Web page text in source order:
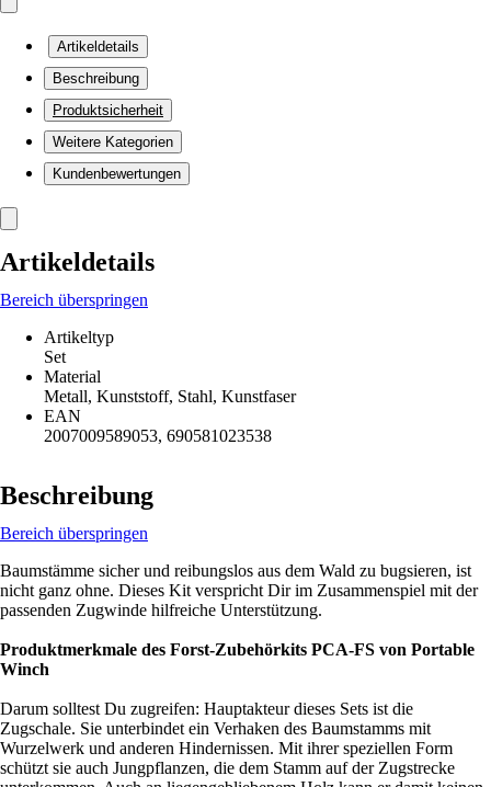
Artikeldetails
Beschreibung
Produktsicherheit
Weitere Kategorien
Kundenbewertungen
Artikeldetails
Bereich überspringen
Artikeltyp
Set
Material
Metall, Kunststoff, Stahl, Kunstfaser
EAN
2007009589053, 690581023538
Beschreibung
Bereich überspringen
Baumstämme sicher und reibungslos aus dem Wald zu bugsieren, ist
nicht ganz ohne. Dieses Kit verspricht Dir im Zusammenspiel mit der
passenden Zugwinde hilfreiche Unterstützung.
Produktmerkmale des Forst-Zubehörkits PCA-FS von Portable
Winch
Darum solltest Du zugreifen: Hauptakteur dieses Sets ist die
Zugschale. Sie unterbindet ein Verhaken des Baumstamms mit
Wurzelwerk und anderen Hindernissen. Mit ihrer speziellen Form
schützt sie auch Jungpflanzen, die dem Stamm auf der Zugstrecke